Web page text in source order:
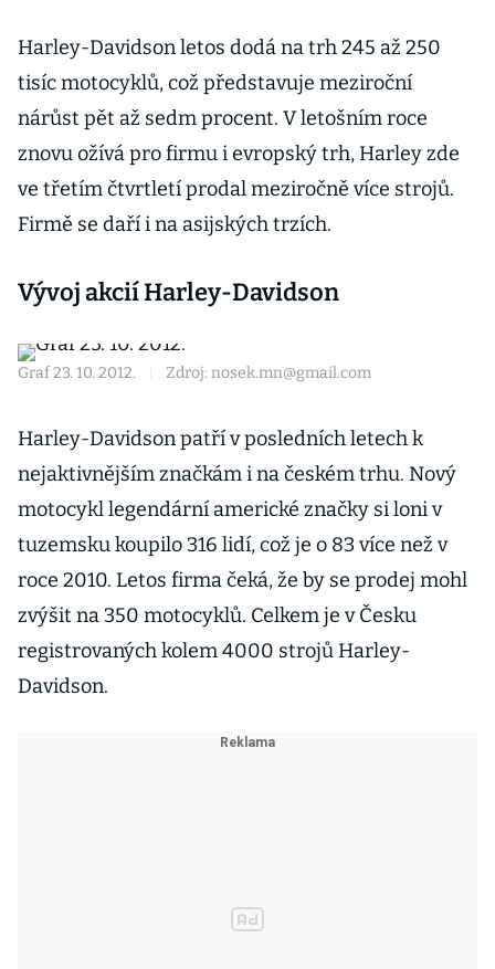
Harley-Davidson letos dodá na trh 245 až 250
tisíc motocyklů, což představuje meziroční
nárůst pět až sedm procent. V letošním roce
znovu ožívá pro firmu i evropský trh, Harley zde
ve třetím čtvrtletí prodal meziročně více strojů.
Firmě se daří i na asijských trzích.
Vývoj akcií Harley-Davidson
Graf 23. 10. 2012. Zdroj: nosek.mn@gmail.com
Harley-Davidson patří v posledních letech k
nejaktivnějším značkám i na českém trhu. Nový
motocykl legendární americké značky si loni v
tuzemsku koupilo 316 lidí, což je o 83 více než v
roce 2010. Letos firma čeká, že by se prodej mohl
zvýšit na 350 motocyklů. Celkem je v Česku
registrovaných kolem 4000 strojů Harley-
Davidson.